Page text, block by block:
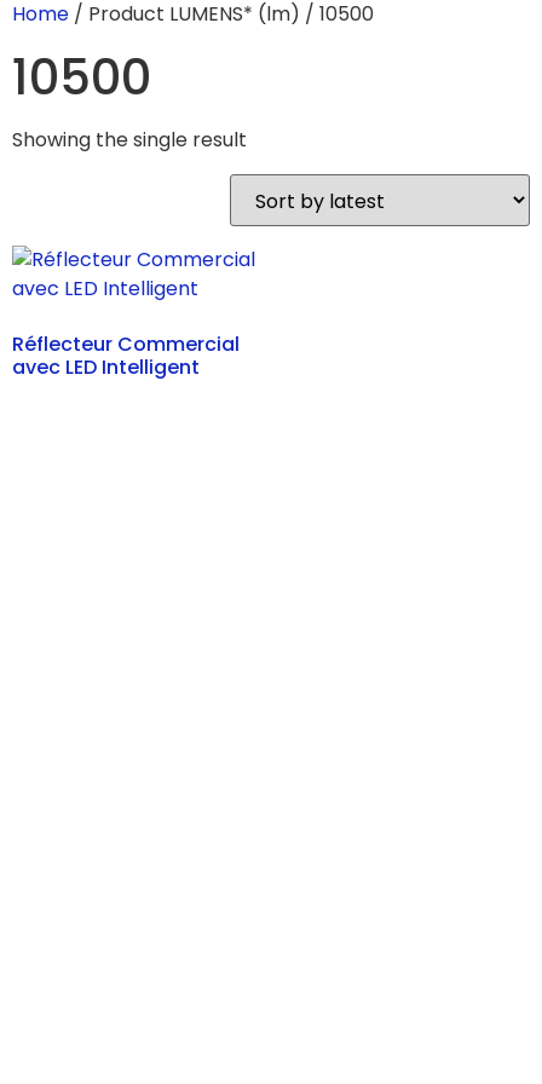
Home / Product LUMENS* (lm) / 10500
10500
Showing the single result
Réflecteur Commercial
avec LED Intelligent